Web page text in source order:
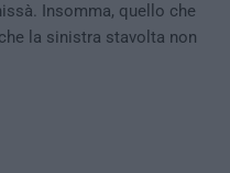
Insomma, quello che
la sinistra stavolta non